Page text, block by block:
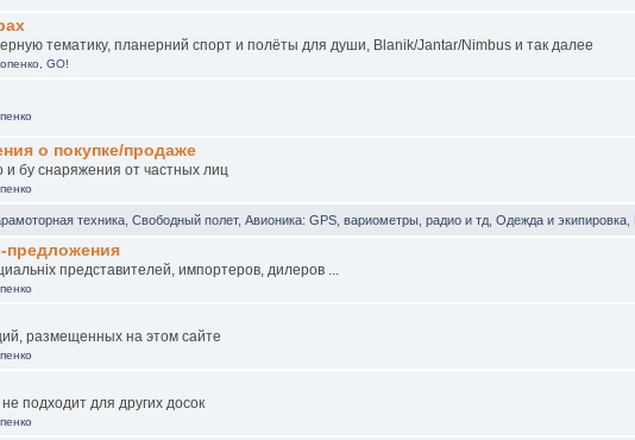
тематику, планерний спорт и полёты для души, Blanik/Jantar/Nimbus и так далее
,GO!
о покупке/продаже
и бу снаряжения от частных лиц
техника ,Свободный полет,Авионика: GPS, вариометры, радио и тд ,Одежда и экипировка
предложения
представителей, импортеров, дилеров ...
размещенных на этом сайте
подходит для других досок